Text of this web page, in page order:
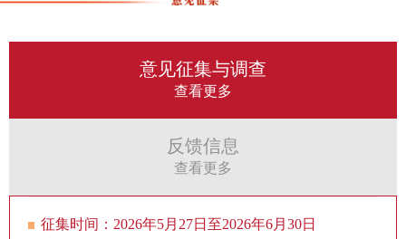
意见征集与调查
查看更多
反馈信息
查看更多
征集时间：2026年5月27日至2026年6月30日